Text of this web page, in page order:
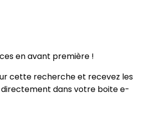
en avant première !
cette recherche et recevez les
directement dans votre boite e-